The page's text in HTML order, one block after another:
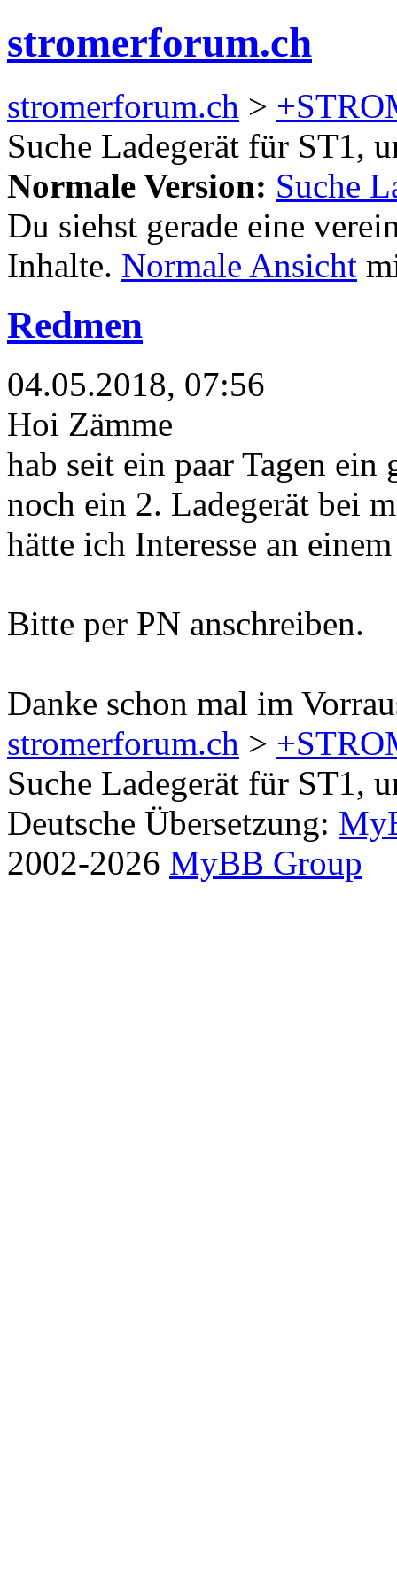
stromerforum.ch
stromerforum.ch >
Suche Ladegerät für ST1,
Normale Version: Suche
Du siehst gerade eine
Inhalte. Normale Ansicht
Redmen
04.05.2018, 07:56
Hoi Zämme
hab seit ein paar Tagen
noch ein 2. Ladegerät bei
hätte ich Interesse an
Bitte per PN anschreiben.
Danke schon mal im
stromerforum.ch >
Suche Ladegerät für ST1,
Deutsche Übersetzung:
2002-2026 MyBB Group